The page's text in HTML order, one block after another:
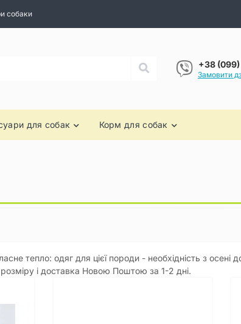
собаки
+38
Замовити
для собак Корм для собак
тепло: одяг для цієї породи - необхідність з осені
розміру і доставка Новою Поштою за 1-2 дні.